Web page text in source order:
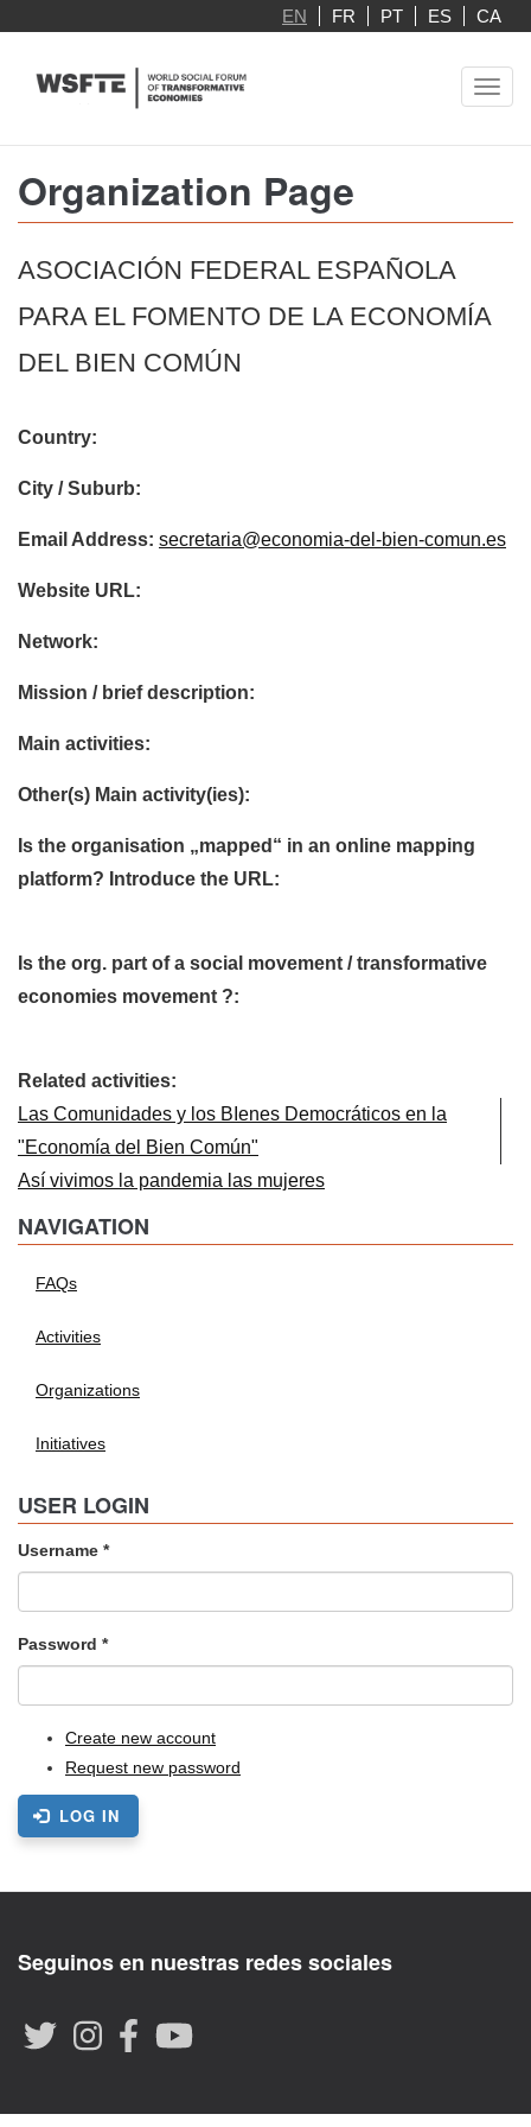
main
EN FR PT ES CA
Organization Page
ASOCIACIÓN FEDERAL ESPAÑOLA
PARA EL FOMENTO DE LA ECONOMÍA
DEL BIEN COMÚN
Country:
City / Suburb:
Email Address: secretaria@economia-del-bien-comun.es
Website URL:
Network:
Mission / brief description:
Main activities:
Other(s) Main activity(ies):
Is the organisation „mapped“ in an online mapping
platform? Introduce the URL:
Is the org. part of a social movement / transformative
economies movement ?:
Related activities:
Las Comunidades y los BIenes Democráticos en la
"Economía del Bien Común"
Así vivimos la pandemia las mujeres
NAVIGATION
FAQs
Activities
Organizations
Initiatives
USER LOGIN
Username *
Password *
Create new account
Request new password
LOG IN
Seguinos en nuestras redes sociales